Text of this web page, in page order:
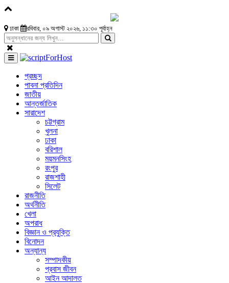
ঢাকা রবিবার, ০৯ অগাস্ট ২০২৬, ১১:৩০ পূর্বাহ্ন
প্রচ্ছদ
পাবনা প্রতিদিন
জাতীয়
আন্তর্জাতিক
সারাদেশ
চট্টগ্রাম
খুলনা
ঢাকা
বরিশাল
ময়মনসিংহ
রংপুর
রাজশাহী
সিলেট
রাজনীতি
অর্থনীতি
খেলা
অপরাধ
বিজ্ঞান ও প্রযুক্তি
বিনোদন
অন্যান্য
সম্পাদকীয়
প্রবাস জীবন
আইন আদালত